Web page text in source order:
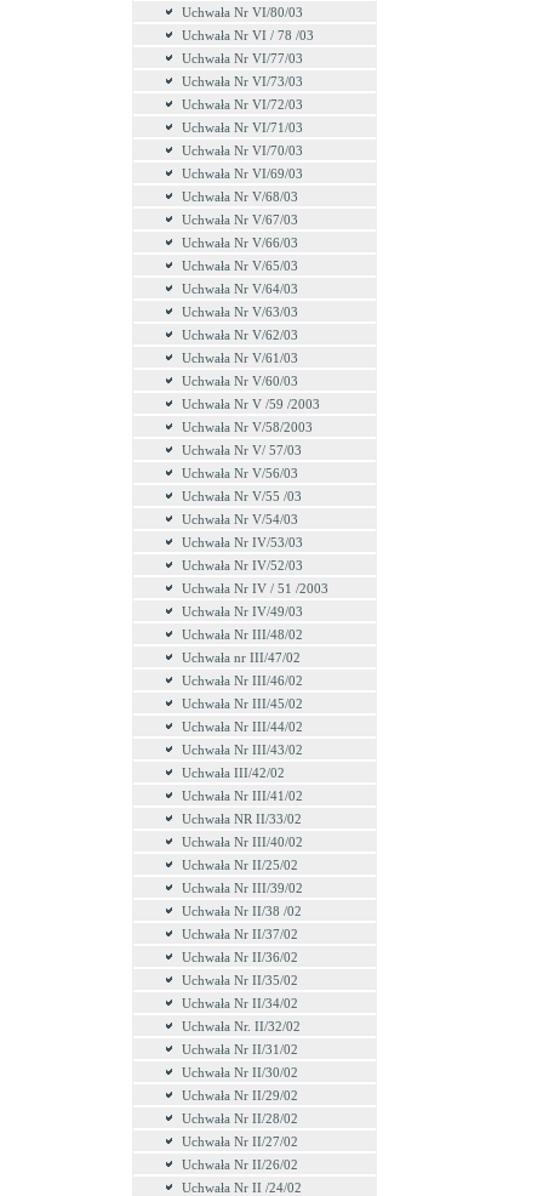
Uchwała Nr VI/80/03
Uchwała Nr VI / 78 /03
Uchwała Nr VI/77/03
Uchwała Nr VI/73/03
Uchwała Nr VI/72/03
Uchwała Nr VI/71/03
Uchwała Nr VI/70/03
Uchwała Nr VI/69/03
Uchwała Nr V/68/03
Uchwała Nr V/67/03
Uchwała Nr V/66/03
Uchwała Nr V/65/03
Uchwała Nr V/64/03
Uchwała Nr V/63/03
Uchwała Nr V/62/03
Uchwała Nr V/61/03
Uchwała Nr V/60/03
Uchwała Nr V /59 /2003
Uchwała Nr V/58/2003
Uchwała Nr V/ 57/03
Uchwała Nr V/56/03
Uchwała Nr V/55 /03
Uchwała Nr V/54/03
Uchwała Nr IV/53/03
Uchwała Nr IV/52/03
Uchwała Nr IV / 51 /2003
Uchwała Nr IV/49/03
Uchwała Nr III/48/02
Uchwała nr III/47/02
Uchwała Nr III/46/02
Uchwała Nr III/45/02
Uchwała Nr III/44/02
Uchwała Nr III/43/02
Uchwała III/42/02
Uchwała Nr III/41/02
Uchwała NR II/33/02
Uchwała Nr III/40/02
Uchwała Nr II/25/02
Uchwała Nr III/39/02
Uchwała Nr II/38 /02
Uchwała Nr II/37/02
Uchwała Nr II/36/02
Uchwała Nr II/35/02
Uchwała Nr II/34/02
Uchwała Nr. II/32/02
Uchwała Nr II/31/02
Uchwała Nr II/30/02
Uchwała Nr II/29/02
Uchwała Nr II/28/02
Uchwała Nr II/27/02
Uchwała Nr II/26/02
Uchwała Nr II /24/02